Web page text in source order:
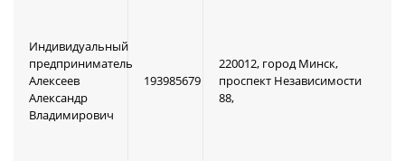
Индивидуальный
предприниматель
Алексеев
Александр
Владимирович
193985679
220012, город Минск,
проспект Независимости
88,